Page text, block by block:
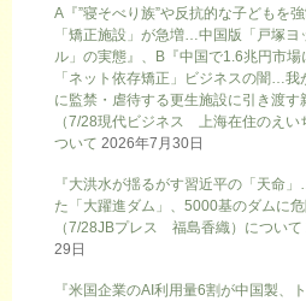
A『”寝そべり族”や反抗的な子どもを
「矯正施設」が急増…中国版「戸塚ヨ
ル」の実態』、B『中国で1.6兆円市場
「ネット依存矯正」ビジネスの闇…我
に監禁・虐待する更生施設に引き渡す
（7/28現代ビジネス 上海在住のえい
ついて 2026年7月30日
『大洪水が揺るがす習近平の「天命
た「大躍進ダム」、5000基のダムに危
（7/28JBプレス 福島香織）について
29日
『米国企業のAI利用量6割が中国製、